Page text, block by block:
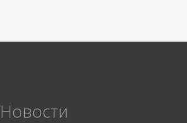
Новости